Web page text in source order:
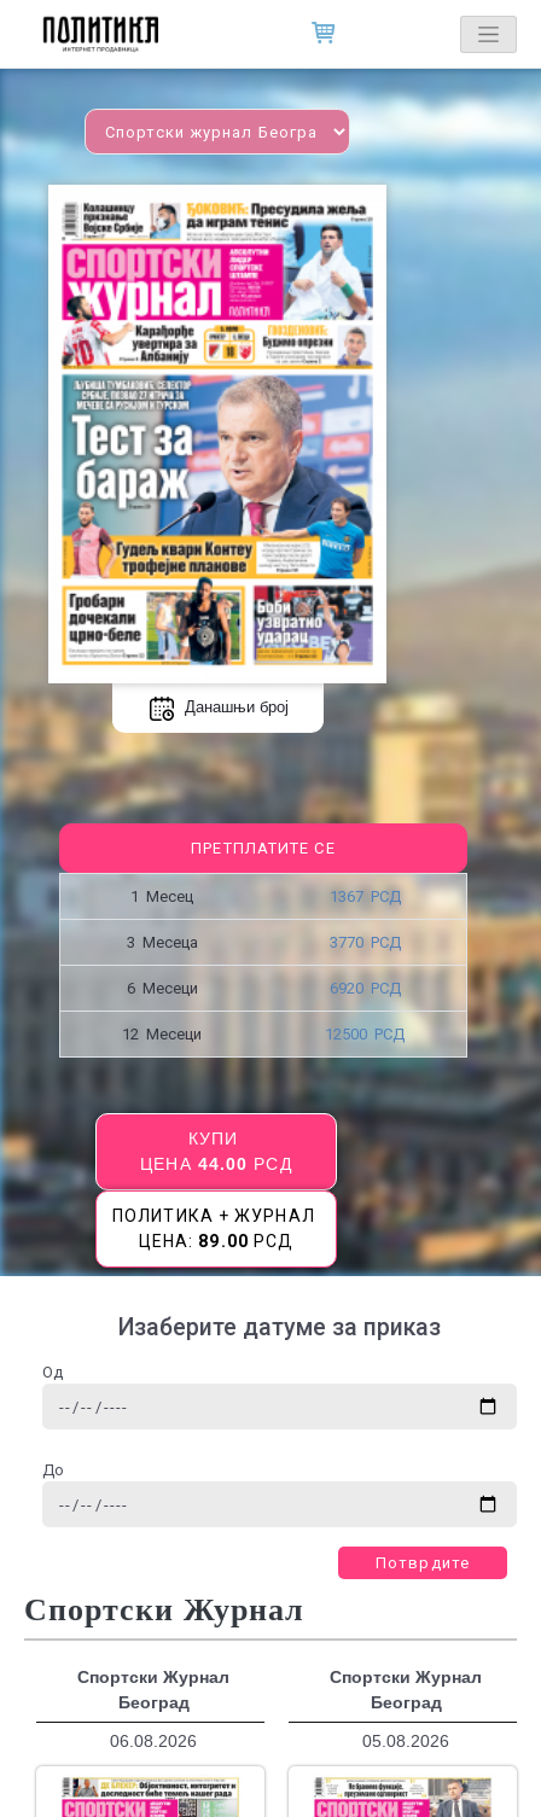
Данашњи број
ПРЕТПЛАТИТЕ СЕ
1 Месец 1367 РСД
3 Месецa 3770 РСД
6 Месеци 6920 РСД
12 Месеци 12500 РСД
КУПИ
ЦЕНА 44.00 РСД
ПОЛИТИКА + ЖУРНАЛ
ЦЕНА: 89.00 РСД
Изаберите датуме за приказ
Од
До
Потврдите
Спортски Журнал
Спортски Журнал
Београд
06.08.2026
Спортски Журнал
Београд
05.08.2026